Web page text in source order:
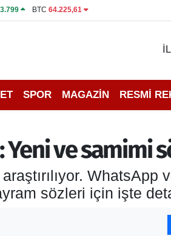
BTC 64.225,61
SPOR MAGAZİN RESMİ
Yeni ve samimi
WhatsApp
sözleri için işte